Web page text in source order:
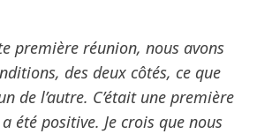
première réunion, nous avons
des deux côtés, ce que
de l’autre. C’était une première
été positive. Je crois que nous